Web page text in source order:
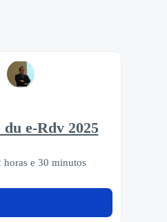
e-Rdv 2025
e 30 minutos